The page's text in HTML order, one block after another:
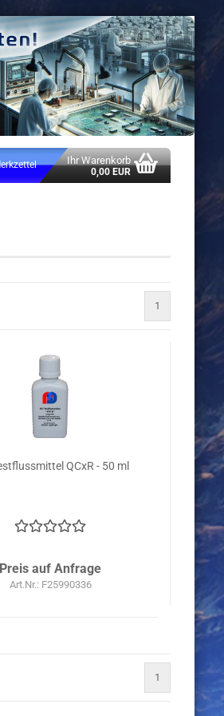
Ihr Warenkorb
0,00 EUR
1
QCxR - 50 ml
Preis auf Anfrage
Art.Nr.: F25990336
1